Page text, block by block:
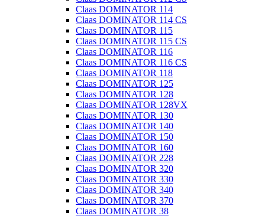
Claas DOMINATOR 114
Claas DOMINATOR 114 CS
Claas DOMINATOR 115
Claas DOMINATOR 115 CS
Claas DOMINATOR 116
Claas DOMINATOR 116 CS
Claas DOMINATOR 118
Claas DOMINATOR 125
Claas DOMINATOR 128
Claas DOMINATOR 128VX
Claas DOMINATOR 130
Claas DOMINATOR 140
Claas DOMINATOR 150
Claas DOMINATOR 160
Claas DOMINATOR 228
Claas DOMINATOR 320
Claas DOMINATOR 330
Claas DOMINATOR 340
Claas DOMINATOR 370
Claas DOMINATOR 38